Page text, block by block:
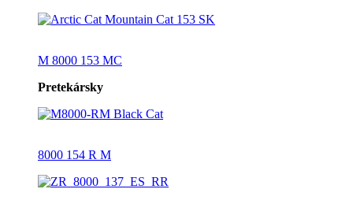
M 8000 153 MC
Pretekársky
8000 154 R M